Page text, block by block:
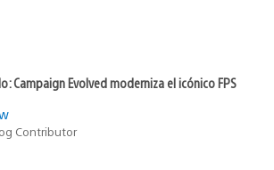
Campaign Evolved moderniza el icónico FPS
Contributor